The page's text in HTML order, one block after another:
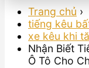
Trang chủ ›
tiếng kêu
xe kêu khi
Nhận Biết
Ô Tô Cho